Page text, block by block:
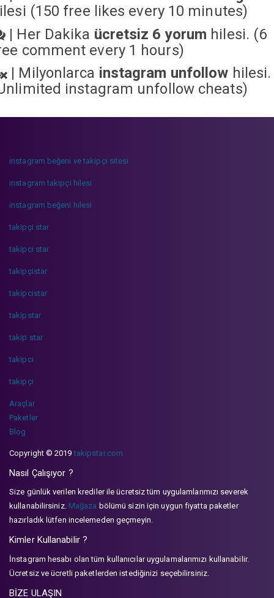
(150 free likes every 10 minutes)
| Her Dakika ücretsiz 6 yorum hilesi. (6
comment every 1 hours)
| Milyonlarca instagram unfollow hilesi.
instagram unfollow cheats)
instagram beğeni ve takipçi sitesi
instagram takipçi hilesi
instagram beğeni hilesi
takipçi star
takipci star
takipçistar
takipcistar
takipstar
takip star
takipci
takipçi
Araçlar
Paketler
Blog
Copyright © 2019takipstar.com
Nasıl Çalışıyor ?
Size günlük verilen krediler ile ücretsiz tüm uygulamlarımızı severek
kullanabilirsiniz. Mağaza bölümü sizin için uygun fiyatta paketler
hazırladık lütfen incelemeden geçmeyin.
Kimler Kullanabilir ?
İnstagram hesabı olan tüm kullanıcılar uygulamalarımızı kullanabilir.
Ücretsiz ve ücretli paketlerden istediğinizi seçebilirsiniz.
BİZE ULAŞIN